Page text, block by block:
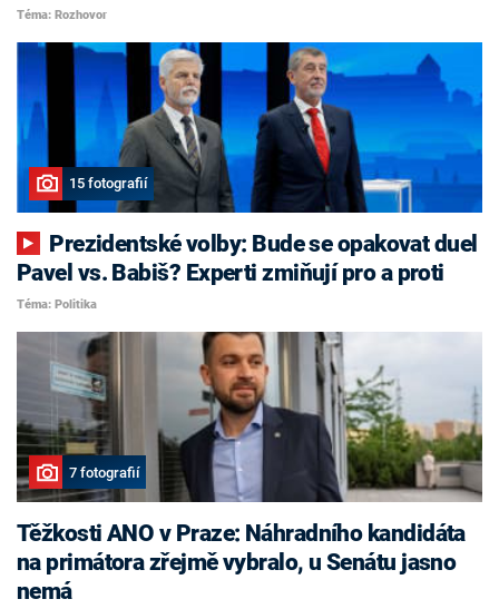
Téma: Rozhovor
15 fotografií
Pavel vs. Babiš? Experti zmiňují pro a proti
Téma: Politika
7 fotografií
Těžkosti ANO v Praze: Náhradního kandidáta
na primátora zřejmě vybralo, u Senátu jasno
nemá